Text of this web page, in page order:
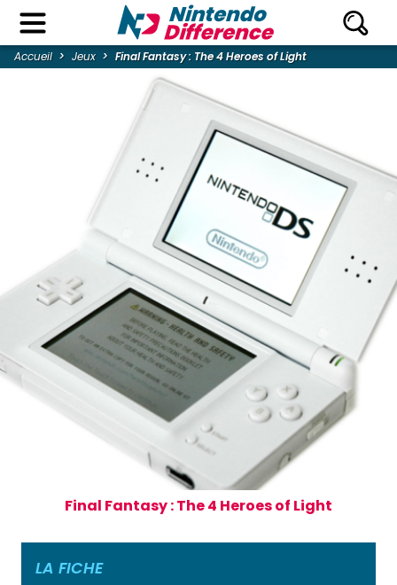
Accueil Jeux Final Fantasy : The 4 Heroes of Light
Final Fantasy : The 4 Heroes of Light
LA FICHE